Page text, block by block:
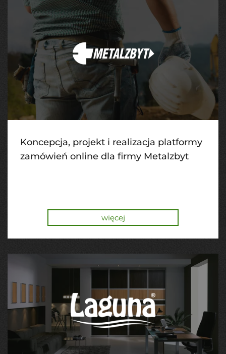
Koncepcja, projekt i realizacja platformy
zamówień online dla firmy Metalzbyt
więcej